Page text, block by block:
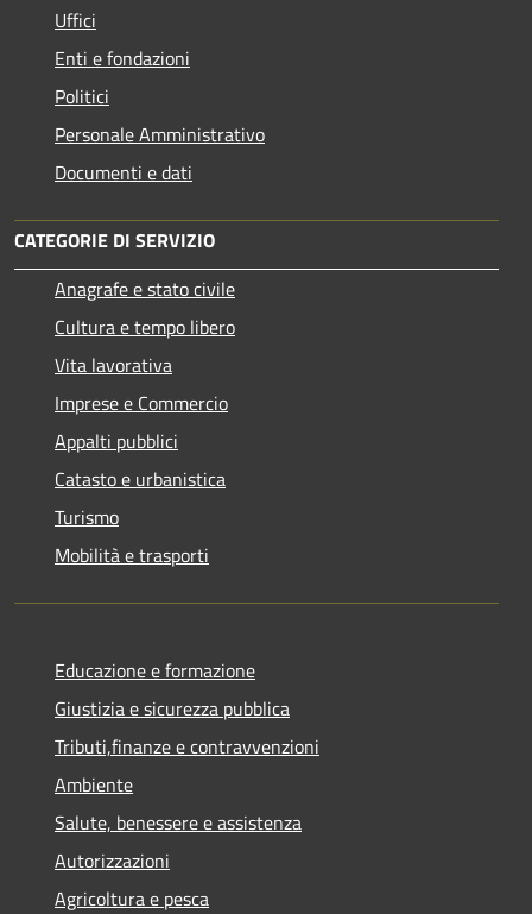
Uffici
Enti e fondazioni
Politici
Personale Amministrativo
Documenti e dati
CATEGORIE DI SERVIZIO
Anagrafe e stato civile
Cultura e tempo libero
Vita lavorativa
Imprese e Commercio
Appalti pubblici
Catasto e urbanistica
Turismo
Mobilità e trasporti
Educazione e formazione
Giustizia e sicurezza pubblica
Tributi,finanze e contravvenzioni
Ambiente
Salute, benessere e assistenza
Autorizzazioni
Agricoltura e pesca